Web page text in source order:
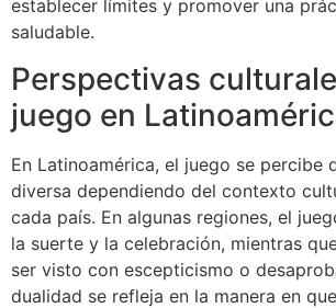
establecer límites y promover una
saludable.
Perspectivas
juego en
En Latinoamérica, el juego se percibe
diversa dependiendo del contexto
cada país. En algunas regiones, el
la suerte y la celebración, mientras
ser visto con escepticismo o
dualidad se refleja en la manera en